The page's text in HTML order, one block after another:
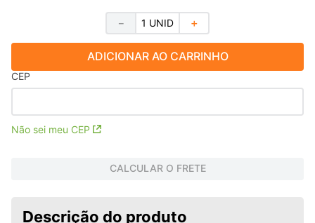
＋
－
ADICIONAR AO CARRINHO
CEP
Não sei meu CEP
CALCULAR O FRETE
Descrição do produto